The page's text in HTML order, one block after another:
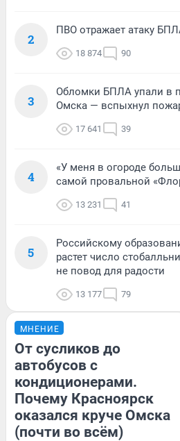
2
ПВО отражает атаку
18 874 90
3
Обломки БПЛА упали в
Омска — вспыхнул
17 641 39
4
«У меня в огороде
самой провальной
13 231 41
5
Российскому
растет число
не повод для радости
13 177 79
МНЕНИЕ
От сусликов до
автобусов с
кондиционерами.
Почему Красноярск
оказался круче Омска
(почти во всём)